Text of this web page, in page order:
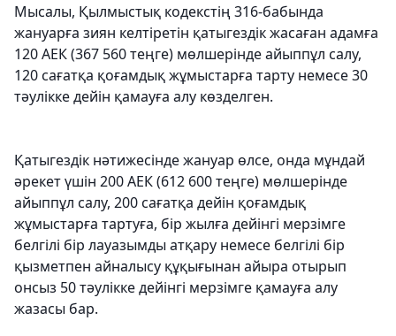
Мысалы, Қылмыстық кодекстің 316-бабында
жануарға зиян келтіретін қатыгездік жасаған адамға
120 АЕК (367 560 теңге) мөлшерінде айыппұл салу,
120 сағатқа қоғамдық жұмыстарға тарту немесе 30
тәулікке дейін қамауға алу көзделген.
Қатыгездік нәтижесінде жануар өлсе, онда мұндай
әрекет үшін 200 АЕК (612 600 теңге) мөлшерінде
айыппұл салу, 200 сағатқа дейін қоғамдық
жұмыстарға тартуға, бір жылға дейiнгi мерзiмге
белгiлi бiр лауазымды атқару немесе белгiлi бiр
қызметпен айналысу құқығынан айыра отырып
онсыз 50 тәулiкке дейiнгi мерзiмге қамауға алу
жазасы бар.